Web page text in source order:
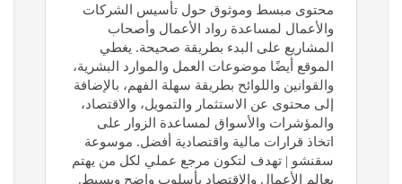
محتوى مبسط وموثوق حول تأسيس الشركات
والأعمال لمساعدة رواد الأعمال وأصحاب
المشاريع على البدء بطريقة صحيحة. يغطي
الموقع أيضًا موضوعات العمل والموارد البشرية،
والقوانين واللوائح بطريقة سهلة الفهم، بالإضافة
إلى محتوى عن الاستثمار والتمويل، والاقتصاد،
والمؤشرات والأسواق لمساعدة الزوار على
اتخاذ قرارات مالية واقتصادية أفضل. موسوعة
سقنشو | تهدف لتكون مرجع عملي لكل من يهتم
بعالم الأعمال والاقتصاد بأسلوب واضح وبسيط.